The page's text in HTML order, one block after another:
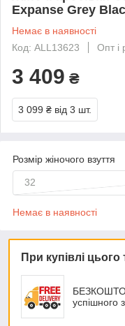
Expanse Grey
Немає в наявності
Код: ALL13623
Опт і
3 409 ₴
3 099 ₴ від 3 шт.
Розмір жіночого взуття
32
Немає в наявності
При купівлі
успішного